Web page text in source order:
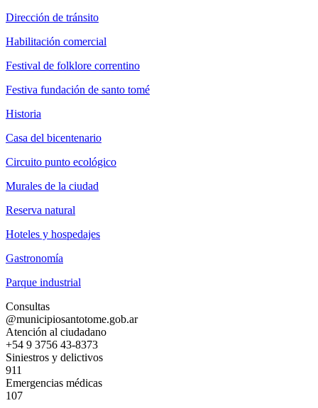
Dirección de tránsito
Habilitación comercial
Festival de folklore correntino
Festiva fundación de santo tomé
Historia
Casa del bicentenario
Circuito punto ecológico
Murales de la ciudad
Reserva natural
Hoteles y hospedajes
Gastronomía
Parque industrial
Consultas
@municipiosantotome.gob.ar
Atención al ciudadano
+54 9 3756 43-8373
Siniestros y delictivos
911
Emergencias médicas
107